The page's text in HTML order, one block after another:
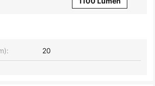
20